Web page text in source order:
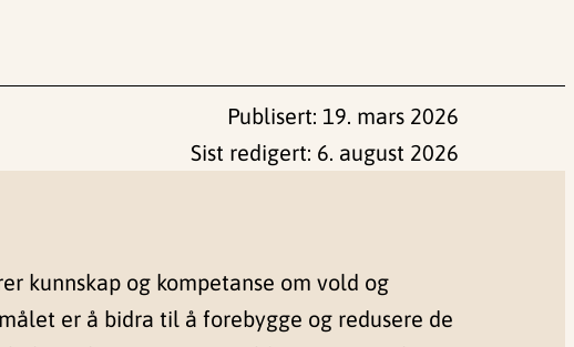
Publisert: 19. mars 2026
Sist redigert: 6. august 2026
kunnskap og kompetanse om vold og
er å bidra til å forebygge og redusere de